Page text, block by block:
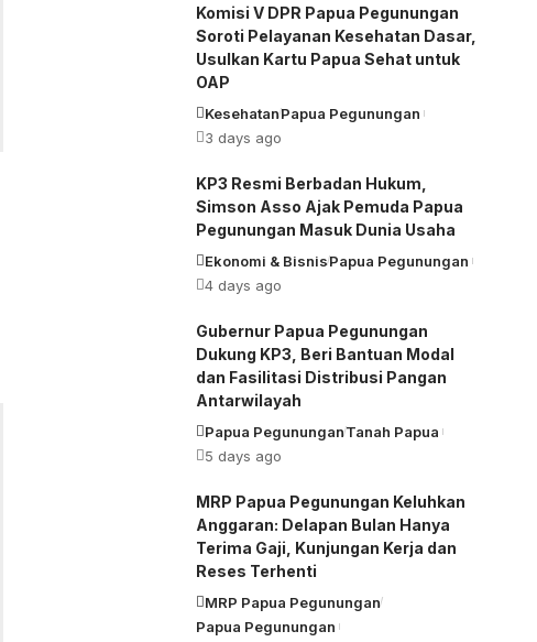
Komisi V DPR Papua Pegunungan
Soroti Pelayanan Kesehatan Dasar,
Usulkan Kartu Papua Sehat untuk
OAP
KesehatanPapua Pegunungan
3 days ago
KP3 Resmi Berbadan Hukum,
Simson Asso Ajak Pemuda Papua
Pegunungan Masuk Dunia Usaha
Ekonomi & BisnisPapua Pegunungan
4 days ago
Gubernur Papua Pegunungan
Dukung KP3, Beri Bantuan Modal
dan Fasilitasi Distribusi Pangan
Antarwilayah
Papua PegununganTanah Papua
5 days ago
MRP Papua Pegunungan Keluhkan
Anggaran: Delapan Bulan Hanya
Terima Gaji, Kunjungan Kerja dan
Reses Terhenti
MRP Papua Pegunungan
Papua Pegunungan